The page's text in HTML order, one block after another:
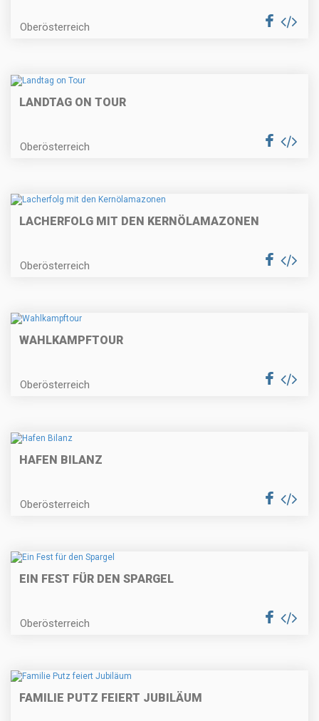
Oberösterreich
LANDTAG ON TOUR
Oberösterreich
LACHERFOLG MIT DEN KERNÖLAMAZONEN
Oberösterreich
WAHLKAMPFTOUR
Oberösterreich
HAFEN BILANZ
Oberösterreich
EIN FEST FÜR DEN SPARGEL
Oberösterreich
FAMILIE PUTZ FEIERT JUBILÄUM